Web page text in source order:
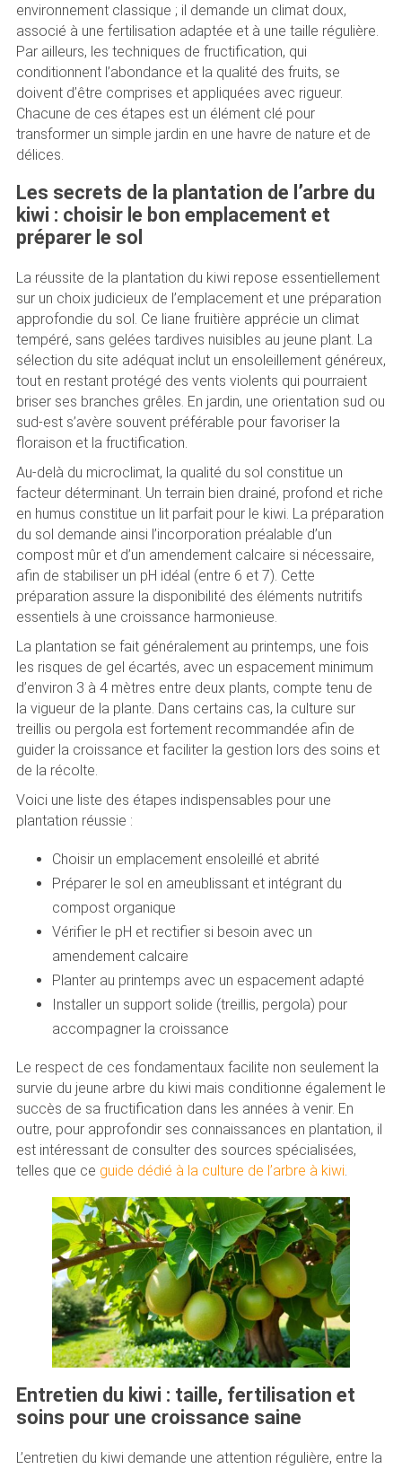
environnement classique ; il demande un climat doux,
associé à une fertilisation adaptée et à une taille régulière.
Par ailleurs, les techniques de fructification, qui
conditionnent l’abondance et la qualité des fruits, se
doivent d’être comprises et appliquées avec rigueur.
Chacune de ces étapes est un élément clé pour
transformer un simple jardin en une havre de nature et de
délices.
Les secrets de la plantation de l’arbre du
kiwi : choisir le bon emplacement et
préparer le sol
La réussite de la plantation du kiwi repose essentiellement
sur un choix judicieux de l’emplacement et une préparation
approfondie du sol. Ce liane fruitière apprécie un climat
tempéré, sans gelées tardives nuisibles au jeune plant. La
sélection du site adéquat inclut un ensoleillement généreux,
tout en restant protégé des vents violents qui pourraient
briser ses branches grêles. En jardin, une orientation sud ou
sud-est s’avère souvent préférable pour favoriser la
floraison et la fructification.
Au-delà du microclimat, la qualité du sol constitue un
facteur déterminant. Un terrain bien drainé, profond et riche
en humus constitue un lit parfait pour le kiwi. La préparation
du sol demande ainsi l’incorporation préalable d’un
compost mûr et d’un amendement calcaire si nécessaire,
afin de stabiliser un pH idéal (entre 6 et 7). Cette
préparation assure la disponibilité des éléments nutritifs
essentiels à une croissance harmonieuse.
La plantation se fait généralement au printemps, une fois
les risques de gel écartés, avec un espacement minimum
d’environ 3 à 4 mètres entre deux plants, compte tenu de
la vigueur de la plante. Dans certains cas, la culture sur
treillis ou pergola est fortement recommandée afin de
guider la croissance et faciliter la gestion lors des soins et
de la récolte.
Voici une liste des étapes indispensables pour une
plantation réussie :
Choisir un emplacement ensoleillé et abrité
Préparer le sol en ameublissant et intégrant du
compost organique
Vérifier le pH et rectifier si besoin avec un
amendement calcaire
Planter au printemps avec un espacement adapté
Installer un support solide (treillis, pergola) pour
accompagner la croissance
Le respect de ces fondamentaux facilite non seulement la
survie du jeune arbre du kiwi mais conditionne également le
succès de sa fructification dans les années à venir. En
outre, pour approfondir ses connaissances en plantation, il
est intéressant de consulter des sources spécialisées,
telles que ce guide dédié à la culture de l’arbre à kiwi
Entretien du kiwi : taille, fertilisation et
soins pour une croissance saine
L’entretien du kiwi demande une attention régulière, entre la